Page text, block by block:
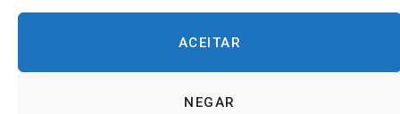
ACEITAR
NEGAR
E A TODO MOMENTO DEMONSTRAS QUE ACREDITAS
QUE UM OU OUTRO É VERDADEIRO.”